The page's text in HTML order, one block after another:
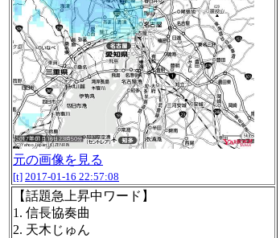
元の画像を見る
[t] 2017-01-16 22:57:08
【話題急上昇中ワード】
1. 信長協奏曲
2. 天木じゅん